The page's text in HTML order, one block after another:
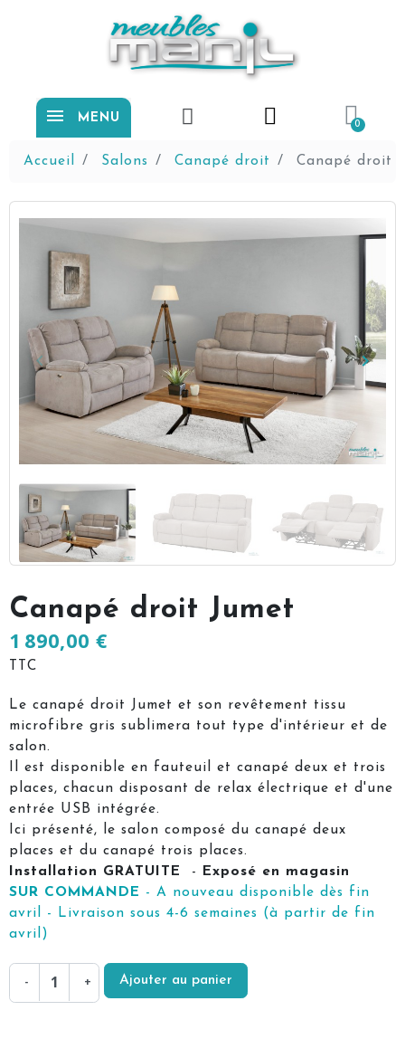
MENU
Accueil Salons Canapé droit Canapé droit
Précédent
keyboard_arrow_left keyboard_arrow_right
Canapé droit Jumet
1 890,00 €
TTC
Le canapé droit Jumet et son revêtement tissu
microfibre gris sublimera tout type d'intérieur et de
salon.
Il est disponible en fauteuil et canapé deux et trois
places, chacun disposant de relax électrique et d'une
entrée USB intégrée.
Ici présenté, le salon composé du canapé deux
places et du canapé trois places.
Installation GRATUITE
-
Exposé en magasin
SUR COMMANDE - A nouveau disponible dès fin
avril - Livraison sous 4-6 semaines (à partir de fin
avril)
- + Ajouter au panier